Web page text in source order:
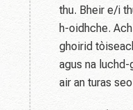
thu. Bheir e/i
h-oidhche.
ghoirid
agus na luchd-
air an turas